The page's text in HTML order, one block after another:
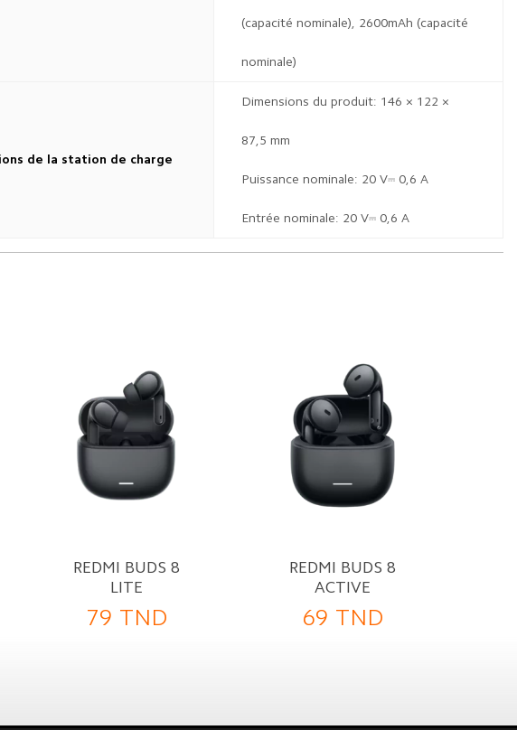
(capacité nominale), 2600mAh (capacité
nominale)
de la station de charge
Dimensions du produit: 146 × 122 ×
87,5 mm
Puissance nominale: 20 V⎓ 0,6 A
Entrée nominale: 20 V⎓ 0,6 A
REDMI BUDS 8
LITE
79 TND
REDMI BUDS 8
ACTIVE
69 TND